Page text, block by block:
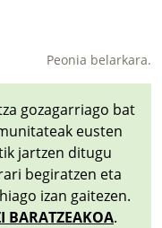
Peonia belarkara.
gozagarriago bat
eusten
jartzen ditugu
begiratzen eta
izan gaitezen.
BARATZEAKOA.